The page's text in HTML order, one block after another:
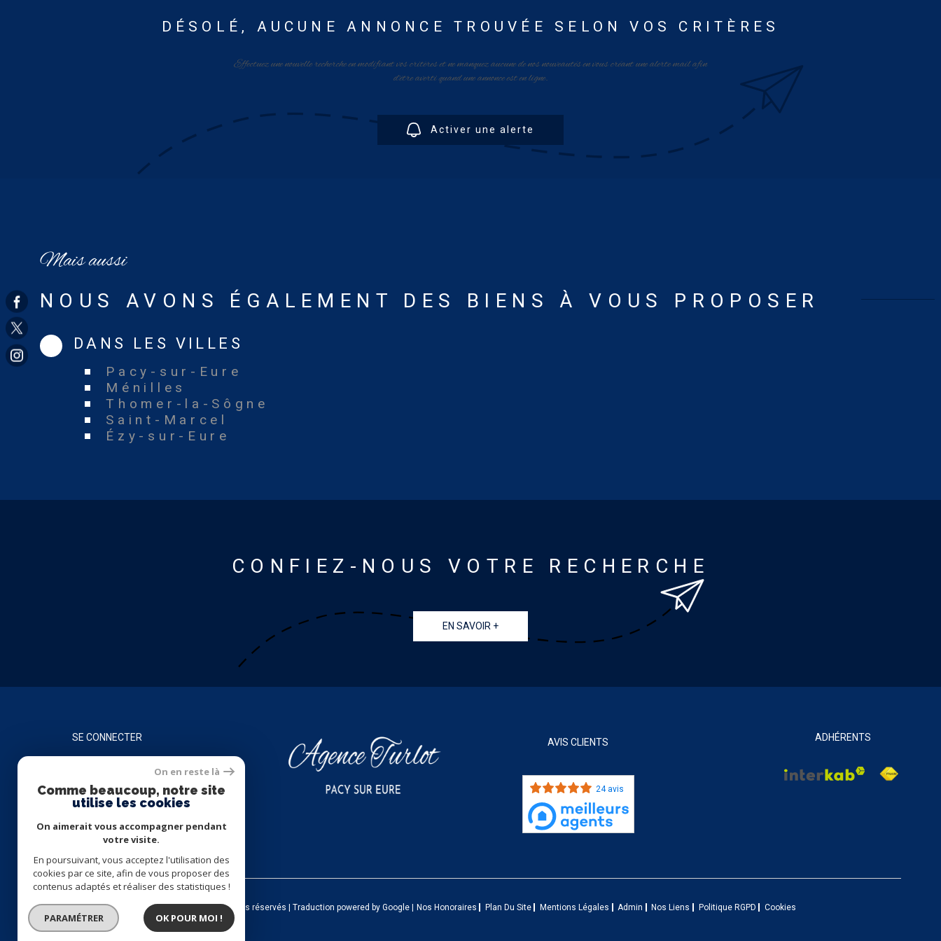
DÉSOLÉ, AUCUNE ANNONCE TROUVÉE SELON VOS CRITÈRES
Effectuez une nouvelle recherche en modifiant vos critères et ne manquez aucune de nos nouveautés en vous créant une alerte mail afin
d'être averti quand une annonce est en ligne.
Activer une alerte
Mais aussi
NOUS AVONS ÉGALEMENT DES BIENS À VOUS PROPOSER
DANS LES VILLES
Pacy-sur-Eure
Ménilles
Thomer-la-Sôgne
Saint-Marcel
Ézy-sur-Eure
CONFIEZ-NOUS VOTRE RECHERCHE
EN SAVOIR +
SE CONNECTER
ESPACE PROPRIÉTAIRE
AVIS CLIENTS
24 avis
ADHÉRENTS
© 2026 | Tous droits réservés | Traduction powered by Google | Nos Honoraires Plan Du Site Mentions Légales Admin Nos Liens Politique RGPD Cookies
On en reste là
Comme beaucoup, notre site
utilise les cookies
On aimerait vous accompagner pendant
votre visite.
En poursuivant, vous acceptez l'utilisation des
cookies par ce site, afin de vous proposer des
contenus adaptés et réaliser des statistiques !
PARAMÉTRER OK POUR MOI !